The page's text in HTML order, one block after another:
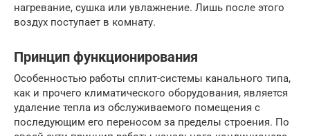
нагревание, сушка или увлажнение. Лишь после этого
воздух поступает в комнату.
Принцип функционирования
Особенностью работы сплит-системы канального типа,
как и прочего климатического оборудования, является
удаление тепла из обслуживаемого помещения с
последующим его переносом за пределы строения. По